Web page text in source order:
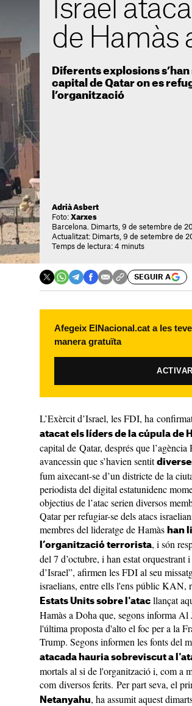
Israel
de Hamàs
Diferents explosions
capital de Qatar on es
l’organització
Adrià Asbert
Foto: Xarxes
Barcelona. Dimarts, 9 de setembre de
Actualitzat: Dimarts, 9 de setembre de
Temps de lectura: 4 minuts
SEGUIR A
Afegeix ElNacional.cat a les
manera gratuïta
L’Exèrcit d’Israel, les FDI, ha
atacat els líders de la cúpula de
capital de Qatar, després que
avancessin que s’havien sentit
fum aixecant-se d’un districte de la
periodista del digital estatunidenc
objectius de l’atac serien diversos
Qatar per refugiar-se dels atacs
membres del lideratge de Hamàs han
l’organització terrorista, i són
del 7 d’octubre, i han estat
d’Israel”, afirmen les FDI al seu
israelians, entre ells l'ens públic KAN,
Estats Units sobre l'atac llançat
Hamàs a Doha que, segons informa Al
l'última proposta d'alto el foc per a la
Trump. Segons informen les fonts del
atacada hauria sobreviscut a
mortals al si de l'organització i, com a
com diversos ferits. Per part seva, el
Netanyahu, ha assumit aquest